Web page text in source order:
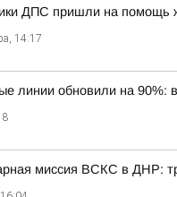
ДПС пришли на помощь
14:17
линии обновили на 90%:
миссия ВСКС в ДНР: